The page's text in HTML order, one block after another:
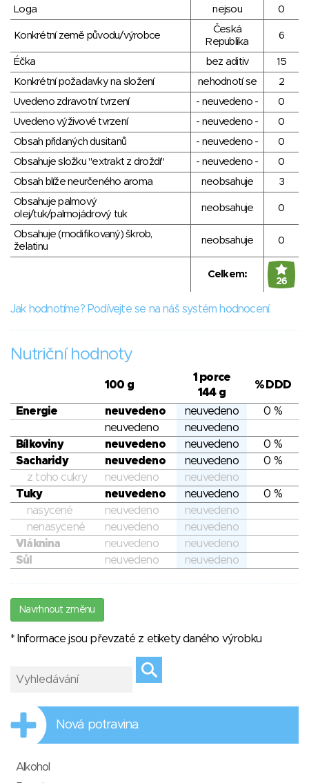
Loga
nejsou 0
Konkrétní země původu/výrobce
Česká
Republika
6
Éčka bez aditiv
15
Konkrétní požadavky na složení
nehodnotí se
2
Uvedeno zdravotní tvrzení
- neuvedeno -
0
Uvedeno výživové tvrzení
- neuvedeno -
0
Obsah přidaných dusitanů
- neuvedeno -
0
Obsahuje složku "extrakt z droždí"
- neuvedeno -
0
Obsah blíže neurčeného aroma
neobsahuje
3
Obsahuje palmový
olej/tuk/palmojádrový tuk
neobsahuje 0
Obsahuje (modifikovaný) škrob,
želatinu
neobsahuje 0
Celkem:
26
Jak hodnotíme? Podívejte se na náš systém hodnocení.
Nutriční hodnoty
100 g
1 porce
144 g
% DDD
Energie neuvedeno neuvedeno
0 %
neuvedeno
neuvedeno
Bílkoviny
neuvedeno neuvedeno
0 %
Sacharidy
neuvedeno neuvedeno
0 %
z toho cukry
neuvedeno
neuvedeno
Tuky
neuvedeno neuvedeno
0 %
nasycené
neuvedeno
neuvedeno
nenasycené
neuvedeno
neuvedeno
Vláknina
neuvedeno
neuvedeno
Sůl
neuvedeno neuvedeno
Navrhnout změnu
* Informace jsou převzaté z etikety daného výrobku
Nová potravina
Alkohol